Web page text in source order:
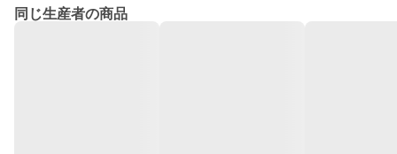
同じ生産者の商品